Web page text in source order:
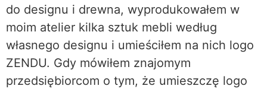
do designu i drewna, wyprodukowałem w
moim atelier kilka sztuk mebli według
własnego designu i umieściłem na nich logo
ZENDU. Gdy mówiłem znajomym
przedsiębiorcom o tym, że umieszczę logo